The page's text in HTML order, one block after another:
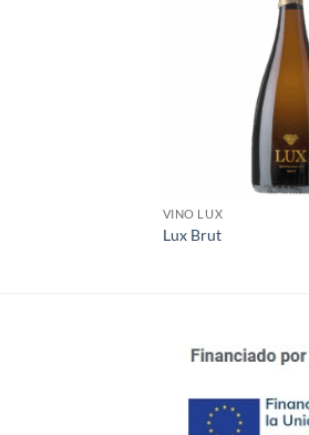
VINO LUX
Lux Brut